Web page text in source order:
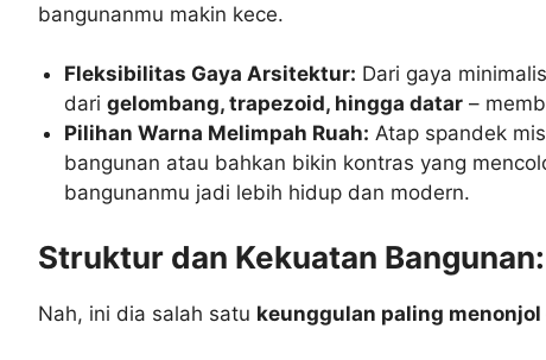
bangunanmu makin kece.
Fleksibilitas Gaya Arsitektur: Dari gaya
darigelombang, trapezoid, hingga datar –
Pilihan Warna Melimpah Ruah: Atap spandek
bangunan atau bahkan bikin kontras yang
bangunanmu jadi lebih hidup dan modern.
Struktur dan Kekuatan Bangunan:
Nah, ini dia salah satu keunggulan paling